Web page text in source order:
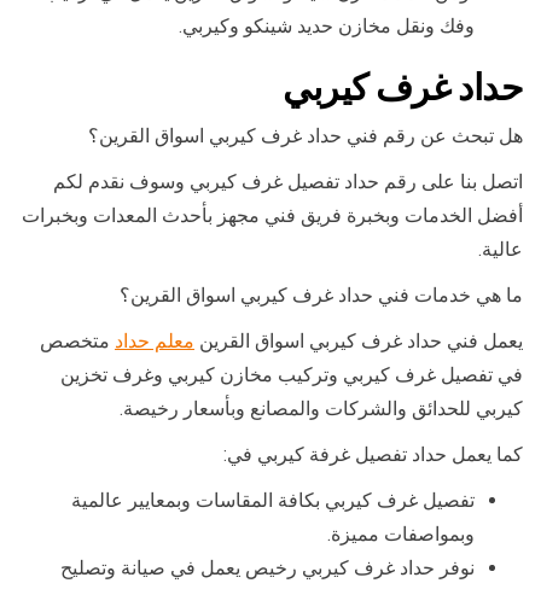
وفك ونقل مخازن حديد شينكو وكيربي.
حداد غرف كيربي
هل تبحث عن رقم فني حداد غرف كيربي اسواق القرين؟
اتصل بنا على رقم حداد تفصيل غرف كيربي وسوف نقدم لكم
أفضل الخدمات وبخبرة فريق فني مجهز بأحدث المعدات وبخبرات
عالية.
ما هي خدمات فني حداد غرف كيربي اسواق القرين؟
يعمل فني حداد غرف كيربي اسواق القرين معلم حداد متخصص
في تفصيل غرف كيربي وتركيب مخازن كيربي وغرف تخزين
كيربي للحدائق والشركات والمصانع وبأسعار رخيصة.
كما يعمل حداد تفصيل غرفة كيربي في:
تفصيل غرف كيربي بكافة المقاسات وبمعايير عالمية
وبمواصفات مميزة.
نوفر حداد غرف كيربي رخيص يعمل في صيانة وتصليح